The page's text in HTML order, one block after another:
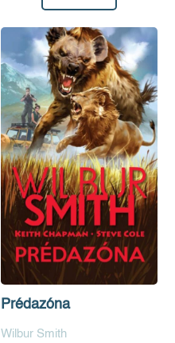
Prédazóna
Wilbur Smith